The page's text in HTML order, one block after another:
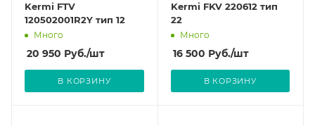
Kermi FTV
120502001R2Y тип 12
Много
20 950 Руб./шт
В КОРЗИНУ
Kermi FKV 220612 тип
22
Много
16 500 Руб./шт
В КОРЗИНУ